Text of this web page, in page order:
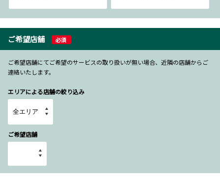
ご希望店舗 必須
ご希望店舗にてご希望のサービスの取り扱いが無い場合、近隣の店舗からご
連絡いたします。
エリアによる店舗の絞り込み
ご希望店舗